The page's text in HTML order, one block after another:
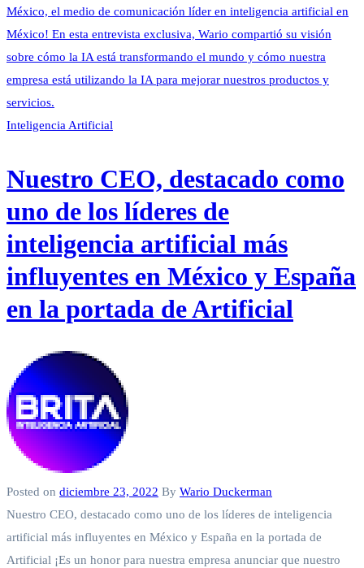
Inteligencia Artificial
Nuestro CEO, destacado como
uno de los líderes de
inteligencia artificial más
influyentes en México y España
en la portada de Artificial
Posted on diciembre 23, 2022 By Wario Duckerman
Nuestro CEO, destacado como uno de los líderes de inteligencia
artificial más influyentes en México y España en la portada de
Artificial ¡Es un honor para nuestra empresa anunciar que nuestro